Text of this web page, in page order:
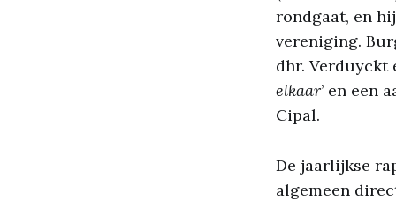
rondgaat, en
vereniging.
dhr. Verduyckt
elkaar’ en een
Cipal.
De jaarlijkse
algemeen